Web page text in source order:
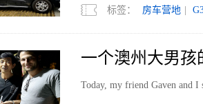
标签： 房车营地
一个澳州大男孩
Today, my friend Gaven and